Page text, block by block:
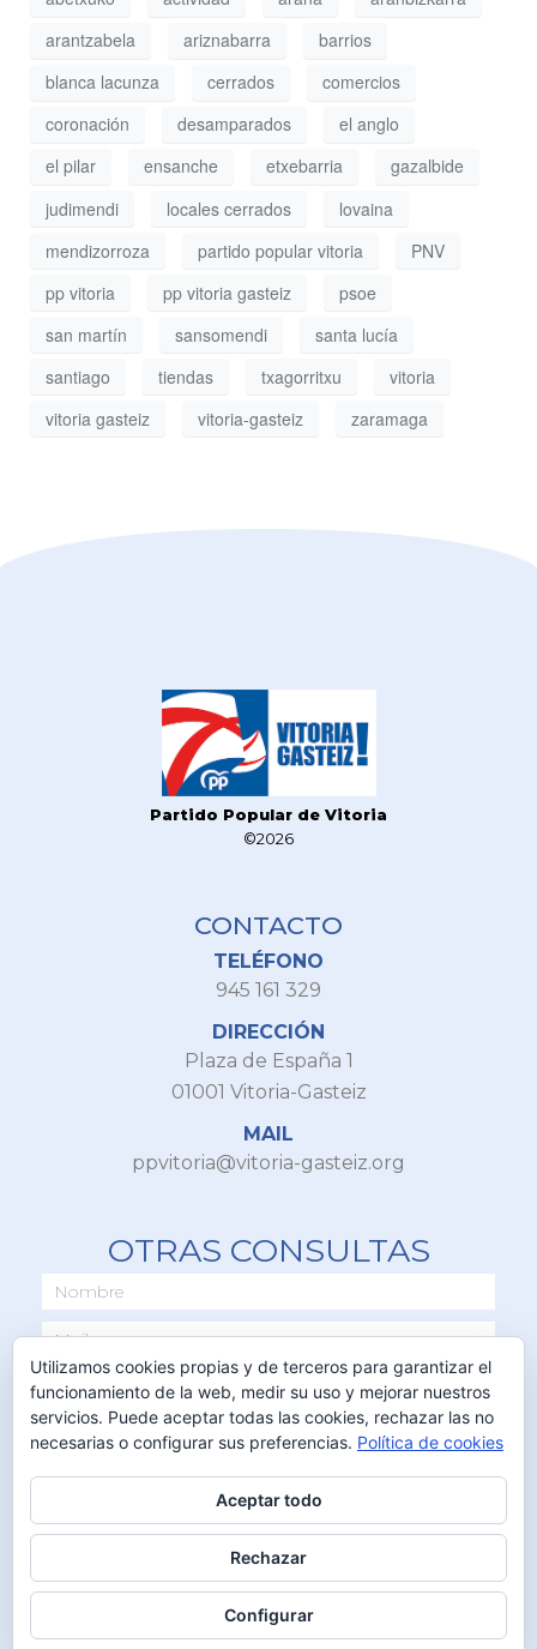
arantzabela
ariznabarra
barrios
blanca lacunza
cerrados
comercios
coronación
desamparados
el anglo
el pilar
ensanche etxebarria
gazalbide
judimendi
locales cerrados
lovaina
mendizorroza
partido popular vitoria
PNV
pp vitoria
pp vitoria gasteiz
psoe
san martín
sansomendi
santa lucía
santiago
tiendas txagorritxu
vitoria
vitoria gasteiz
vitoria-gasteiz zaramaga
Partido Popular de Vitoria
©2026
CONTACTO
TELÉFONO
945 161 329
DIRECCIÓN
Plaza de España 1
01001 Vitoria-Gasteiz
MAIL
ppvitoria@vitoria-gasteiz.org
OTRAS CONSULTAS
ENVIAR
Utilizamos cookies propias y de terceros para garantizar el
funcionamiento de la web, medir su uso y mejorar nuestros
servicios. Puede aceptar todas las cookies, rechazar las no
necesarias o configurar sus preferencias. Política de cookies
Aceptar todo
Rechazar
Configurar